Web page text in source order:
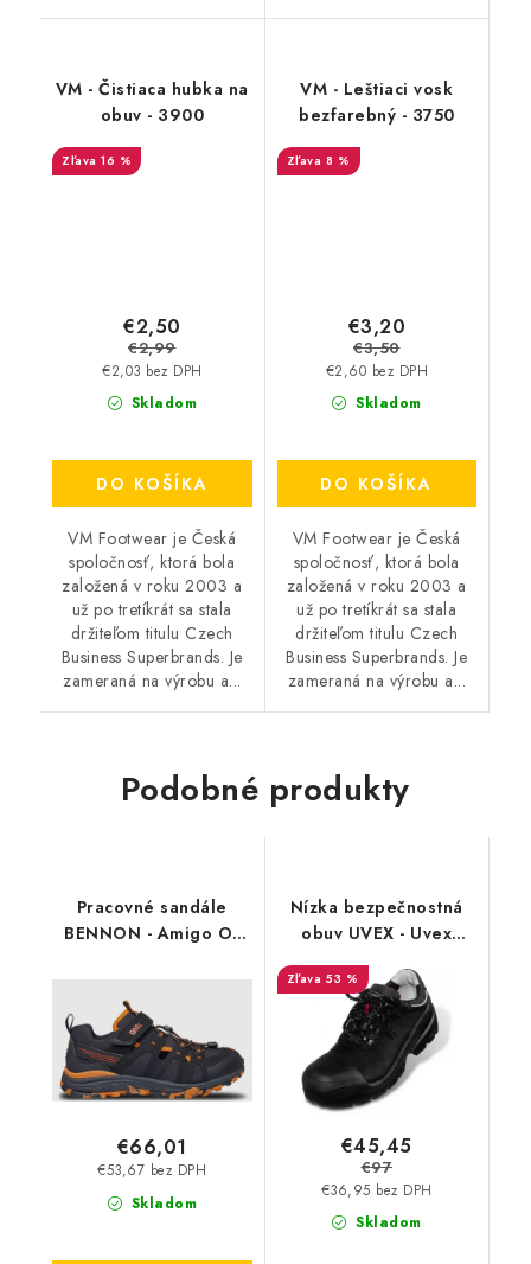
VM - Čistiaca hubka na
obuv - 3900
16 %
Skladom
€2,03 bez DPH
€2,50
€2,99
DO KOŠÍKA
VM Footwear je Česká
spoločnosť, ktorá bola
založená v roku 2003 a
už po tretíkrát sa stala
držiteľom titulu Czech
Business Superbrands. Je
zameraná na výrobu a...
VM - Leštiaci vosk
bezfarebný - 3750
8 %
Skladom
€2,60 bez DPH
€3,20
€3,50
DO KOŠÍKA
VM Footwear je Česká
spoločnosť, ktorá bola
založená v roku 2003 a
už po tretíkrát sa stala
držiteľom titulu Czech
Business Superbrands. Je
zameraná na výrobu a...
Podobné produkty
Pracovné sandále
BENNON - Amigo O1
Skladom
€53,67 bez DPH
€66,01
Nízka bezpečnostná
obuv UVEX - Uvex
Quatro Pro S3 SRC
8400 - starší model -
výpredaj
53 %
Skladom
€36,95 bez DPH
€45,45
€97